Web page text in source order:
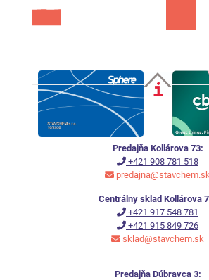
Predajňa Kollárova 73:
+421 908 781 518
predajna@stavchem.sk
Centrálny sklad Kollárova
+421 917 548 781
+421 915 849 726
sklad@stavchem.sk
Predajňa Dúbravca 3: